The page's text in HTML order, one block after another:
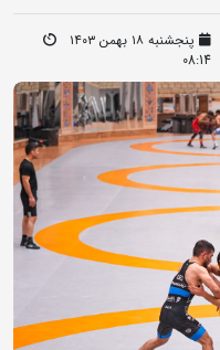
پنجشنبه ۱۸ بهمن ۱۴۰۳
08:14